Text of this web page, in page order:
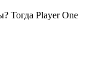
Тогда Player One